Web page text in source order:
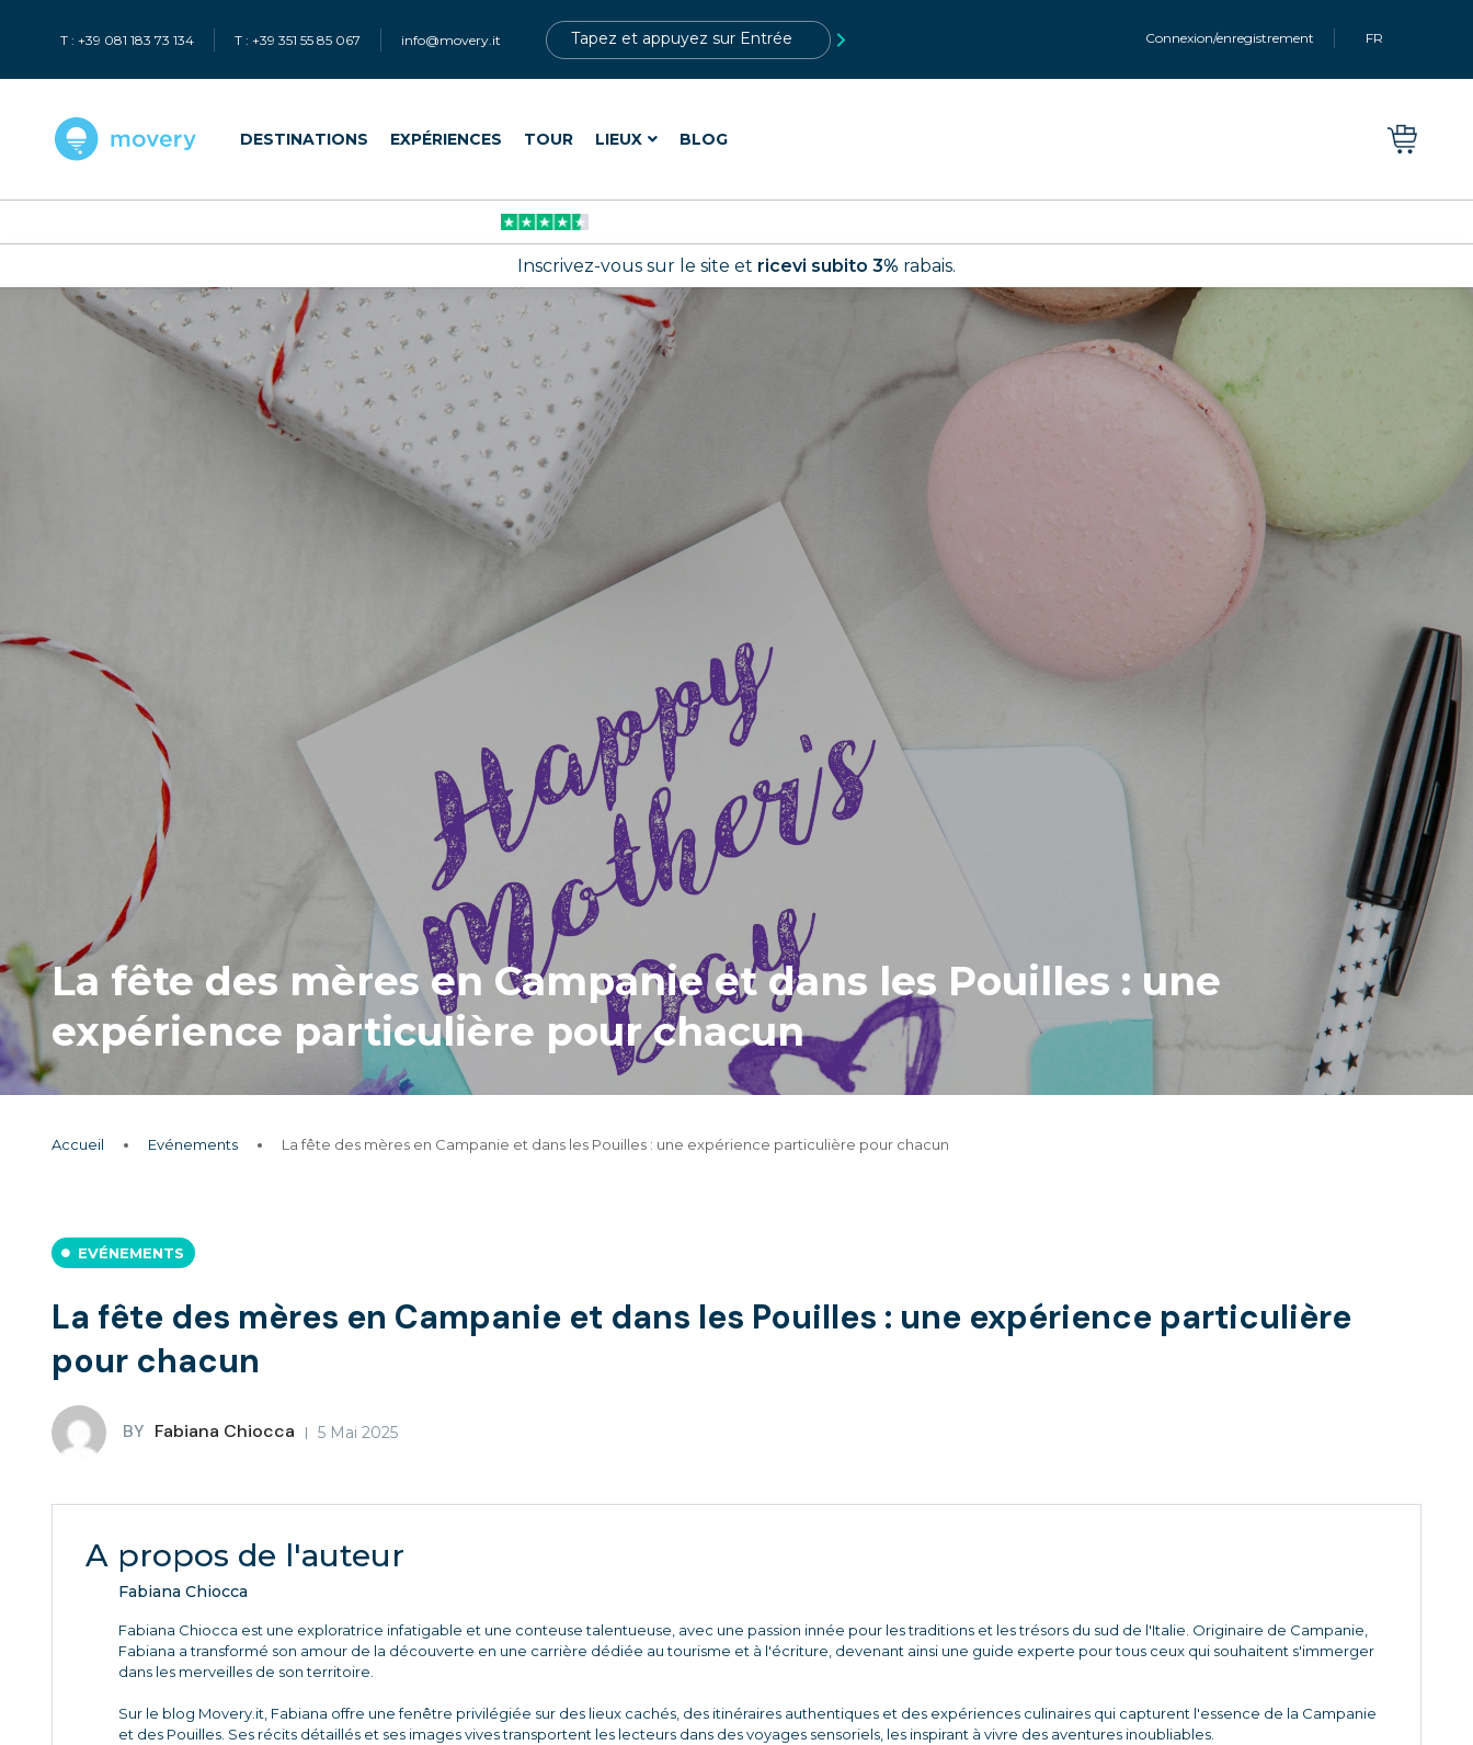
T : +39 081 183 73 134 T : +39 351 55 85 067 info@movery.it Connexion/enregistrement FR
DESTINATIONS EXPÉRIENCES TOUR LIEUX BLOG
Inscrivez-vous sur le site et ricevi subito 3% rabais.
La fête des mères en Campanie et dans les Pouilles : une
expérience particulière pour chacun
Accueil Evénements La fête des mères en Campanie et dans les Pouilles : une expérience particulière pour chacun
EVÉNEMENTS
La fête des mères en Campanie et dans les Pouilles : une expérience particulière
pour chacun
BY Fabiana Chiocca 5 Mai 2025
A propos de l'auteur
Fabiana Chiocca
Fabiana Chiocca est une exploratrice infatigable et une conteuse talentueuse, avec une passion innée pour les traditions et les trésors du sud de l'Italie. Originaire de Campanie,
Fabiana a transformé son amour de la découverte en une carrière dédiée au tourisme et à l'écriture, devenant ainsi une guide experte pour tous ceux qui souhaitent s'immerger
dans les merveilles de son territoire.
Sur le blog Movery.it, Fabiana offre une fenêtre privilégiée sur des lieux cachés, des itinéraires authentiques et des expériences culinaires qui capturent l'essence de la Campanie
et des Pouilles. Ses récits détaillés et ses images vives transportent les lecteurs dans des voyages sensoriels, les inspirant à vivre des aventures inoubliables.